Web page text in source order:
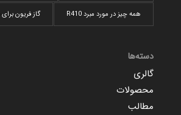
همه چیز در مورد مبرد R410 گاز فریون
دسته‌ها
گالری
محصولات
مطالب